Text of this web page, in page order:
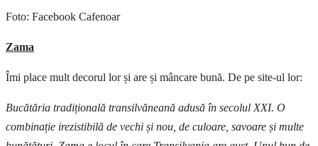
Foto: Facebook Cafenoar
Zama
Îmi place mult decorul lor și are și mâncare bună. De pe site-ul lor:
Bucătăria tradițională transilvăneană adusă în secolul XXI. O
combinație irezistibilă de vechi și nou, de culoare, savoare și multe